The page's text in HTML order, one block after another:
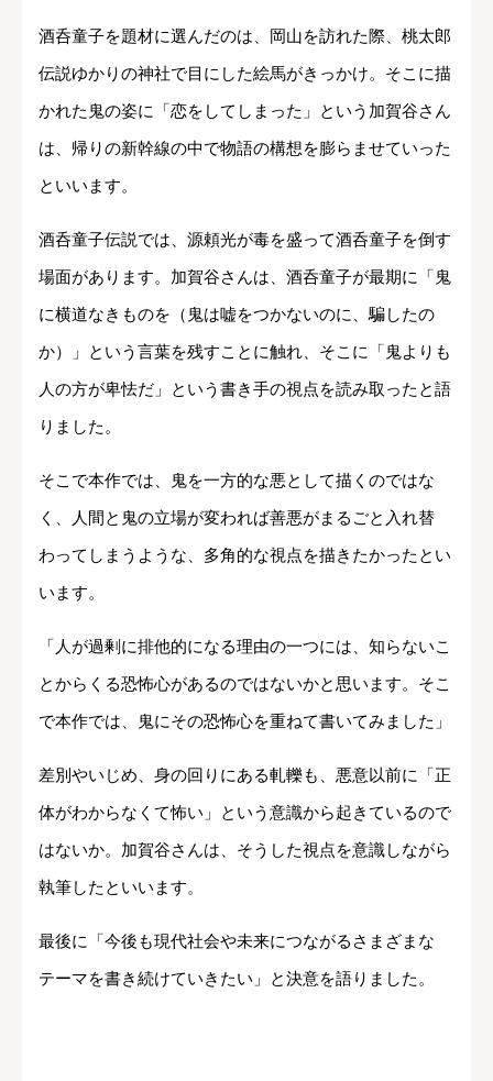
酒呑童子を題材に選んだのは、岡山を訪れた際、桃太郎
伝説ゆかりの神社で目にした絵馬がきっかけ。そこに描
かれた鬼の姿に「恋をしてしまった」という加賀谷さん
は、帰りの新幹線の中で物語の構想を膨らませていった
といいます。
酒呑童子伝説では、源頼光が毒を盛って酒呑童子を倒す
場面があります。加賀谷さんは、酒呑童子が最期に「鬼
に横道なきものを（鬼は嘘をつかないのに、騙したの
か）」という言葉を残すことに触れ、そこに「鬼よりも
人の方が卑怯だ」という書き手の視点を読み取ったと語
りました。
そこで本作では、鬼を一方的な悪として描くのではな
く、人間と鬼の立場が変われば善悪がまるごと入れ替
わってしまうような、多角的な視点を描きたかったとい
います。
「人が過剰に排他的になる理由の一つには、知らないこ
とからくる恐怖心があるのではないかと思います。そこ
で本作では、鬼にその恐怖心を重ねて書いてみました」
差別やいじめ、身の回りにある軋轢も、悪意以前に「正
体がわからなくて怖い」という意識から起きているので
はないか。加賀谷さんは、そうした視点を意識しながら
執筆したといいます。
最後に「今後も現代社会や未来につながるさまざまな
テーマを書き続けていきたい」と決意を語りました。